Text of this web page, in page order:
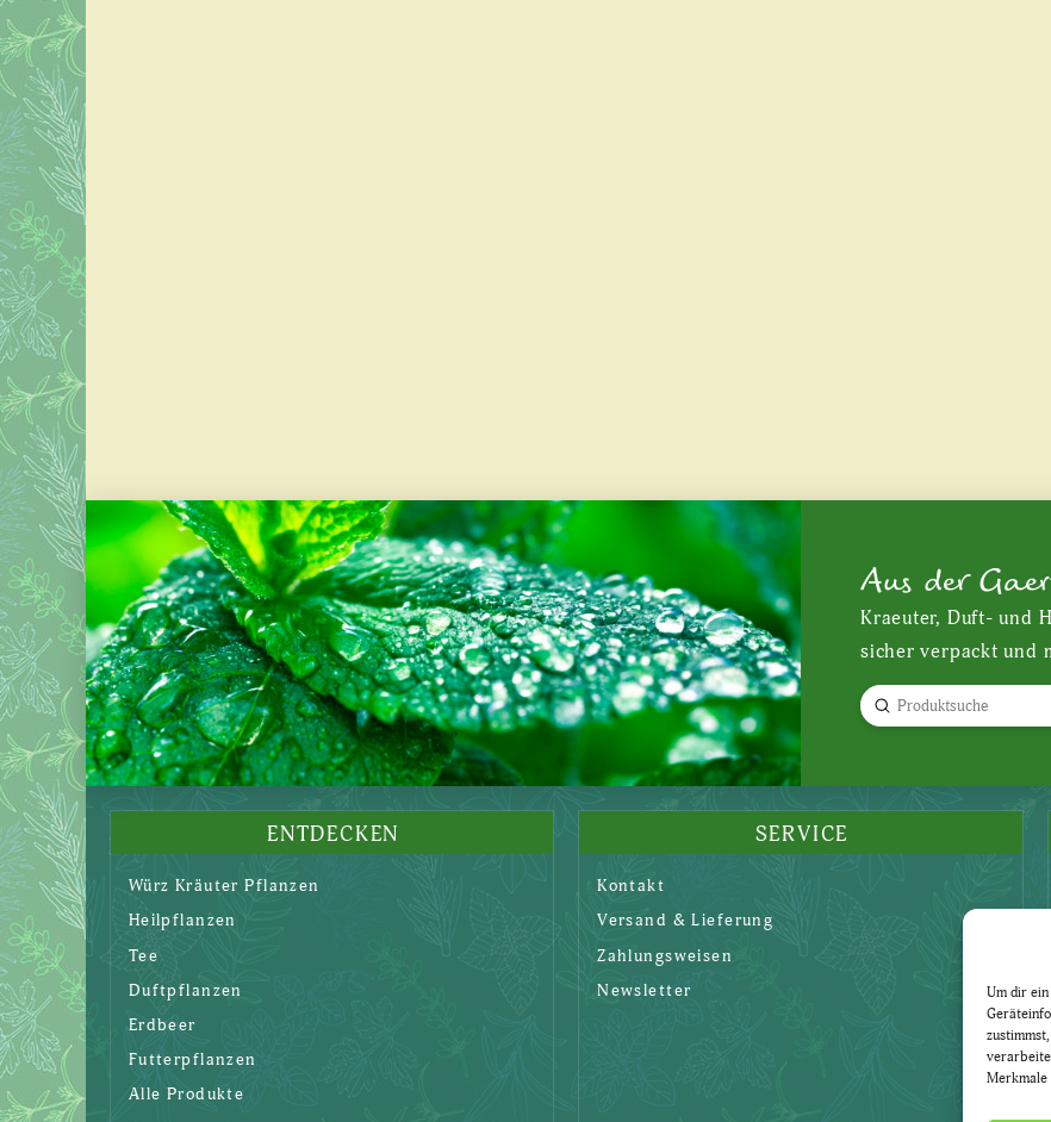
Um dir
Merkmale
Aus der
Kraeuter, Duft- und
sicher verpackt und
Search
Submit
ENTDECKEN
Würz Kräuter Pflanzen
Heilpflanzen
Tee
Duftpflanzen
Erdbeer
Futterpflanzen
Alle Produkte
SERVICE
Kontakt
Versand & Lieferung
Zahlungsweisen
Newsletter